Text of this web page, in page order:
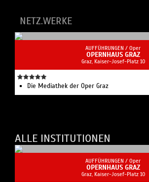
ALLE INSTITUTIONEN
AUFFÜHRUNGEN /Oper
OPERNHAUS GRAZ
Die Mediathek der Oper Graz
KONZERTE /Konzert
GRAZER PHILHARMONIKER
Graz, Kaiser-Josef-Platz 10